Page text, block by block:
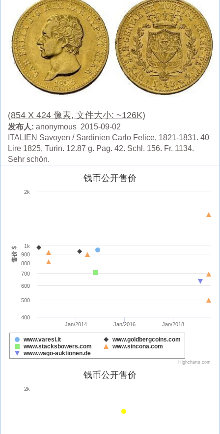
(854 X 424 像素, 文件大小: ~126K)
发布人: anonymous 2015-09-02
ITALIEN Savoyen / Sardinien Carlo Felice, 1821-1831. 40
Lire 1825, Turin. 12.87 g. Pag. 42. Schl. 156. Fr. 1134.
Sehr schön.